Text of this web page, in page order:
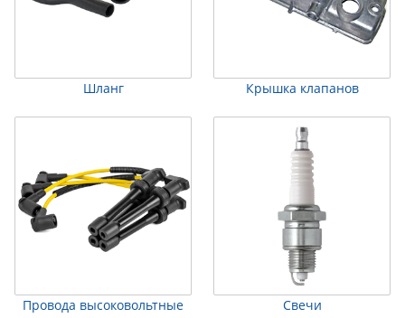
Шланг Крышка клапанов
Провода высоковольтные Свечи